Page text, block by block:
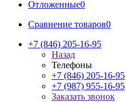
Отложенные0
Сравнение товаров0
+7 (846) 205-16-95
Назад
Телефоны
+7 (846) 205-16-95
+7 (987) 955-16-95
Заказать звонок